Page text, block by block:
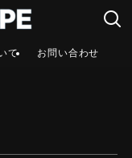
て お問い合わせ